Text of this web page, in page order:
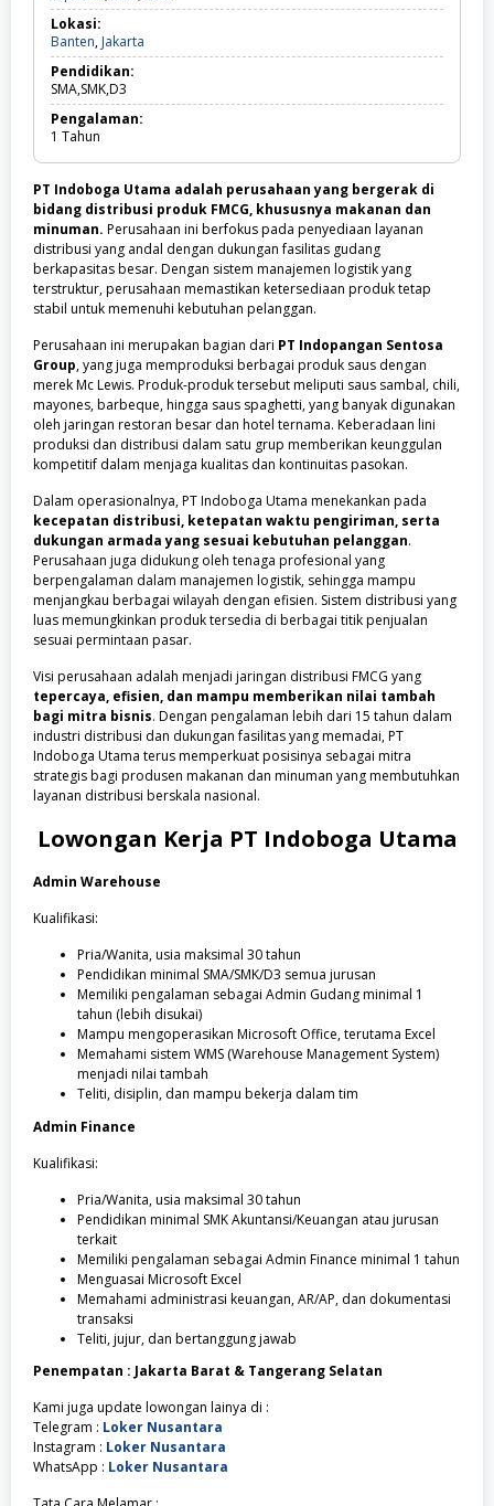
SMA,
Lokasi:
Banten, Jakarta
Jakarta
Pendidikan:
SMA,SMK,D3
Pengalaman:
1 Tahun
PT Indoboga Utama adalah perusahaan yang bergerak di
bidang distribusi produk FMCG, khususnya makanan dan
minuman. Perusahaan ini berfokus pada penyediaan layanan
distribusi yang andal dengan dukungan fasilitas gudang
berkapasitas besar. Dengan sistem manajemen logistik yang
terstruktur, perusahaan memastikan ketersediaan produk tetap
stabil untuk memenuhi kebutuhan pelanggan.
Perusahaan ini merupakan bagian dari PT Indopangan Sentosa
Group, yang juga memproduksi berbagai produk saus dengan
merek Mc Lewis. Produk-produk tersebut meliputi saus sambal, chili,
mayones, barbeque, hingga saus spaghetti, yang banyak digunakan
oleh jaringan restoran besar dan hotel ternama. Keberadaan lini
produksi dan distribusi dalam satu grup memberikan keunggulan
kompetitif dalam menjaga kualitas dan kontinuitas pasokan.
Dalam operasionalnya, PT Indoboga Utama menekankan pada
kecepatan distribusi, ketepatan waktu pengiriman, serta
dukungan armada yang sesuai kebutuhan pelanggan.
Perusahaan juga didukung oleh tenaga profesional yang
berpengalaman dalam manajemen logistik, sehingga mampu
menjangkau berbagai wilayah dengan efisien. Sistem distribusi yang
luas memungkinkan produk tersedia di berbagai titik penjualan
sesuai permintaan pasar.
Visi perusahaan adalah menjadi jaringan distribusi FMCG yang
tepercaya, efisien, dan mampu memberikan nilai tambah
bagi mitra bisnis. Dengan pengalaman lebih dari 15 tahun dalam
industri distribusi dan dukungan fasilitas yang memadai, PT
Indoboga Utama terus memperkuat posisinya sebagai mitra
strategis bagi produsen makanan dan minuman yang membutuhkan
layanan distribusi berskala nasional.
Lowongan Kerja PT Indoboga Utama
Admin Warehouse
Kualifikasi:
Pria/Wanita, usia maksimal 30 tahun
Pendidikan minimal SMA/SMK/D3 semua jurusan
Memiliki pengalaman sebagai Admin Gudang minimal 1
tahun (lebih disukai)
Mampu mengoperasikan Microsoft Office, terutama Excel
Memahami sistem WMS (Warehouse Management System)
menjadi nilai tambah
Teliti, disiplin, dan mampu bekerja dalam tim
Admin Finance
Kualifikasi:
Pria/Wanita, usia maksimal 30 tahun
Pendidikan minimal SMK Akuntansi/Keuangan atau jurusan
terkait
Memiliki pengalaman sebagai Admin Finance minimal 1 tahun
Menguasai Microsoft Excel
Memahami administrasi keuangan, AR/AP, dan dokumentasi
transaksi
Teliti, jujur, dan bertanggung jawab
Penempatan : Jakarta Barat & Tangerang Selatan
Kami juga update lowongan lainya di :
Telegram : Loker Nusantara
Instagram : Loker Nusantara
WhatsApp : Loker Nusantara